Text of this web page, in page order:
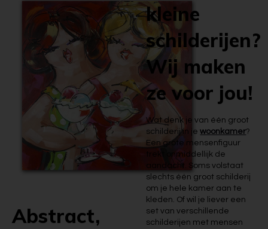
Abstract,
kleine
schilderijen?
Wij maken
ze voor jou!
Wat denk je van één groot
schilderij in jewoonkamer?
Een grote mensenfiguur
trekt onmiddellijk de
aandacht. Soms volstaat
slechts één groot schilderij
om je hele kamer aan te
kleden. Of wil je liever een
set van verschillende
schilderijen met mensen